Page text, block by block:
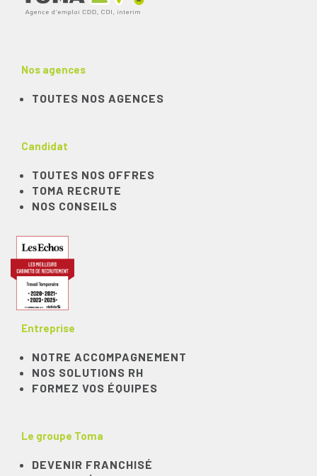
Nos agences
TOUTES NOS AGENCES
Candidat
TOUTES NOS OFFRES
TOMA RECRUTE
NOS CONSEILS
Entreprise
NOTRE ACCOMPAGNEMENT
NOS SOLUTIONS RH
FORMEZ VOS ÉQUIPES
Le groupe Toma
DEVENIR FRANCHISÉ